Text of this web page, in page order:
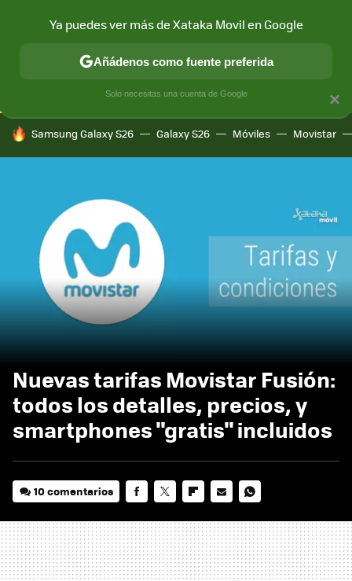
CONECTIVIDAD MÓVIL Y SOCIEDAD APLICACIONES
HOY SE HABLA DE
Samsung Galaxy S26 Galaxy S26 Móviles Movistar
Nuevas tarifas Movistar Fusión:
todos los detalles, precios, y
smartphones "gratis" incluidos
10 comentarios
MAIL
×
Ya puedes ver más de Xataka Movil en Google
Añádenos como fuente preferida
Solo necesitas una cuenta de Google